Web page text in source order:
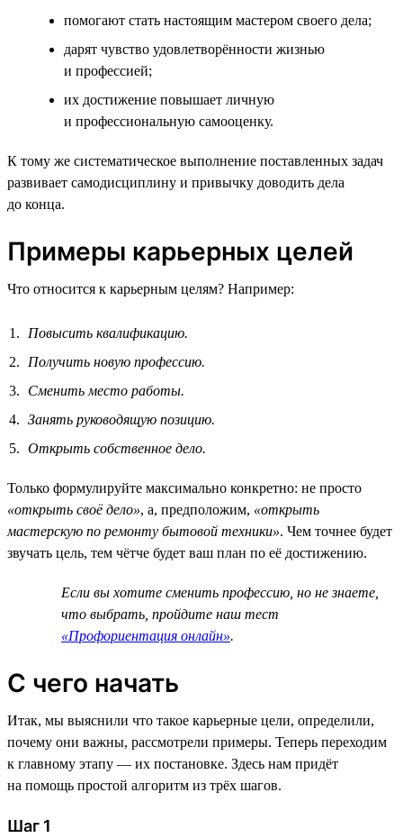
помогают стать настоящим мастером своего дела;
дарят чувство удовлетворённости жизнью
и профессией;
их достижение повышает личную
и профессиональную самооценку.
К тому же систематическое выполнение поставленных задач
развивает самодисциплину и привычку доводить дела
до конца.
Примеры карьерных целей
Что относится к карьерным целям? Например:
Повысить квалификацию.
Получить новую профессию.
Сменить место работы.
Занять руководящую позицию.
Открыть собственное дело.
Только формулируйте максимально конкретно: не просто
«открыть своё дело», а, предположим, «открыть
мастерскую по ремонту бытовой техники». Чем точнее будет
звучать цель, тем чётче будет ваш план по её достижению.
Если вы хотите сменить профессию, но не знаете,
что выбрать, пройдите наш тест
«Профориентация онлайн».
С чего начать
Итак, мы выяснили что такое карьерные цели, определили,
почему они важны, рассмотрели примеры. Теперь переходим
к главному этапу — их постановке. Здесь нам придёт
на помощь простой алгоритм из трёх шагов.
Шаг 1